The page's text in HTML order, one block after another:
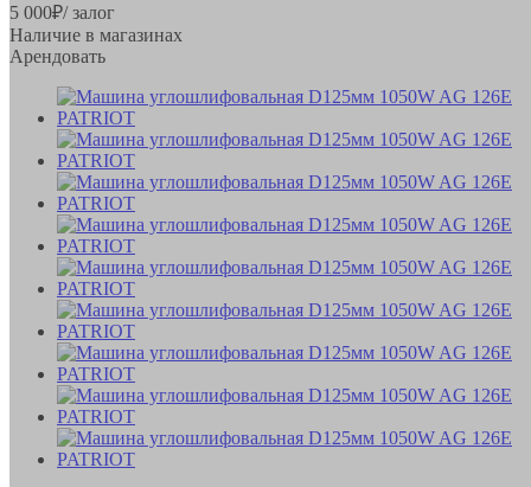
5 000₽/ залог
Наличие в магазинах
Арендовать